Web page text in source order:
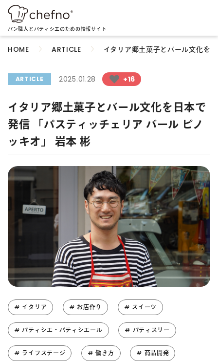
パン職人とパティシエのための情報サイト
HOME ARTICLE イタリア郷土菓子とバール文化を
ARTICLE 2025.01.28 +16
イタリア郷土菓子とバール文化を日本で
発信 「パスティッチェリア バール ピノ
ッキオ」 岩本 彬
# イタリア # お店作り # スイーツ
# パティシエ・パティシエール # パティスリー
# ライフステージ # 働き方 # 商品開発